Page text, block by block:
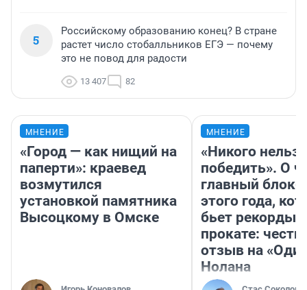
5
Российскому образованию конец? В стране
растет число стобалльников ЕГЭ — почему
это не повод для радости
13 407 82
МНЕНИЕ
«Город — как нищий на
паперти»: краевед
возмутился
установкой памятника
Высоцкому в Омске
МНЕНИЕ
«Никого нельзя
победить». О
главный
этого года,
бьет рекорды в
прокате:
отзыв на
Нолана